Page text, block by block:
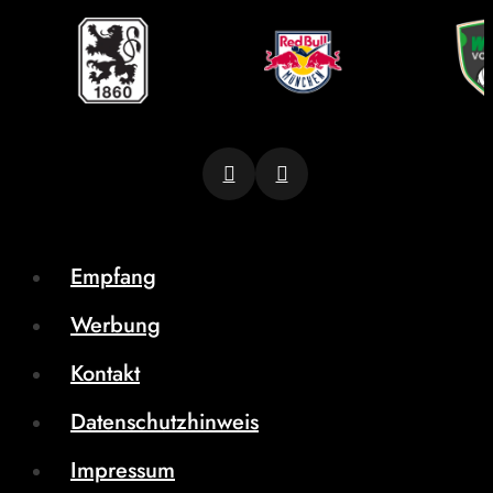
Empfang
Werbung
Kontakt
Datenschutzhinweis
Impressum